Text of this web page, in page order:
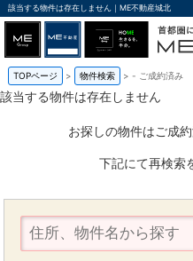
該当する物件は存在しません｜ME不動産城北
TOPページ 物件検索 - ご成約済み
該当する物件は存在しません
お探しの物件はご成
下記にて再検索